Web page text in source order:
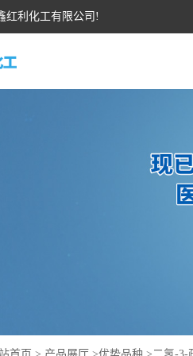
红利化工有限公司!